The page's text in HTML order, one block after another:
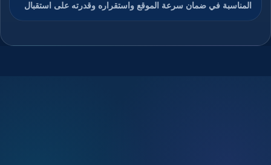
المناسبة في ضمان سرعة الموقع واستقراره وقدرته على استقبال
الزوار دون انقطاع، كما يمنح الدومين هوية رقمية مميزة تسهل على